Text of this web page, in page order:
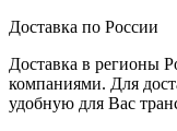
Доставка по России
Доставка в регионы
компаниями. Для
удобную для Вас